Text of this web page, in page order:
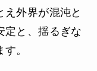
え外界が混沌と
定と、揺るぎな
。